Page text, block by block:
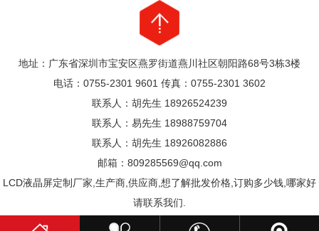
地址：广东省深圳市宝安区燕罗街道燕川社区朝阳路68号3栋3楼
电话：0755-2301 9601 传真：0755-2301 3602
联系人：胡先生 18926524239
联系人：易先生 18988759704
联系人：胡先生 18926082886
邮箱：809285569@qq.com
LCD液晶屏定制厂家,生产商,供应商,想了解批发价格,订购多少钱,哪家好
请联系我们.
粤ICP备17070255号